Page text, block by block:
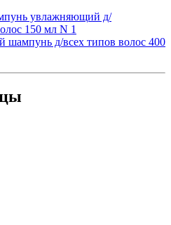
увлажняющий д/
150 мл N 1
шампунь д/всех типов волос 400